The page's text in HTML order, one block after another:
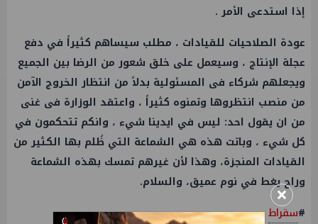
إذا استدعى الأمر .
عودة الصلاحيات للقيادات ، مطلب سيساهم كثيراً في دفع
عجلة الإنتاج ، وسيعمل على خلق شعور من الرضا بين الجميع
ويجعلهم شركاء فى المسئولية بدلاً من انتظار الخروج الآمن
من منصب انتظروها وتمنوه كثيراً ، واعتقد الوزارة فى غنى
من ان يقول احد: ليس في ايدينا شيء ، وانكم تتحكمون في
كل شيء ، وباتت هذه هي الشماعة التي ظُلم بها الكثير من
القيادات المنجزة، وهذا لأن غيرهم تمسك بهذه الشماعة
وراح يغط في نوم عميق، والسلام.
#سقراط
×